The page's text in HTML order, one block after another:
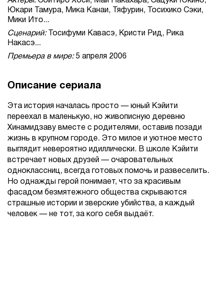
Юкари Тамура, Мика Канаи, Тяфурин, Тосихико Сэки,
Мики Ито...
Сценарий:Тосифуми Кавасэ, Кристи Рид, Рика
Накасэ...
Премьера в мире:5 апреля 2006
Описание сериала
Эта история началась просто — юный Кэйити
переехал в маленькую, но живописную деревню
Хинамидзаву вместе с родителями, оставив позади
жизнь в крупном городе. Это милое и уютное место
выглядит невероятно идиллически. В школе Кэйити
встречает новых друзей — очаровательных
одноклассниц, всегда готовых помочь и развеселить.
Но однажды герой понимает, что за красивым
фасадом безмятежного общества скрываются
страшные истории и зверские убийства, а каждый
человек — не тот, за кого себя выдаёт.